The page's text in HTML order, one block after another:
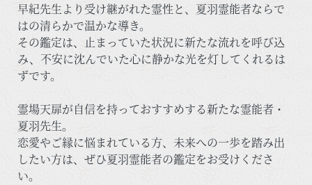
早紀先生より受け継がれた霊性と、夏羽霊能者ならで
はの清らかで温かな導き。
その鑑定は、止まっていた状況に新たな流れを呼び込
み、不安に沈んでいた心に静かな光を灯してくれるは
ずです。
霊場天扉が自信を持っておすすめする新たな霊能者・
夏羽先生。
恋愛やご縁に悩まれている方、未来への一歩を踏み出
したい方は、ぜひ夏羽霊能者の鑑定をお受けくださ
い。